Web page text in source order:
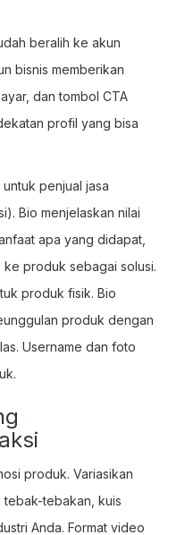
beralih ke akun
bisnis memberikan
dan tombol CTA
profil yang bisa
penjual jasa
Bio menjelaskan nilai
apa yang didapat,
ke produk sebagai solusi.
produk fisik. Bio
produk dengan
Username dan foto
produk. Variasikan
tebakan, kuis
Anda. Format video